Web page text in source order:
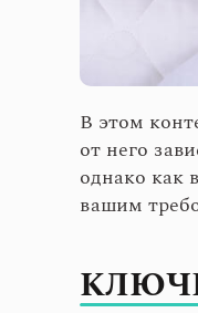
В этом
от него
однако как
вашим